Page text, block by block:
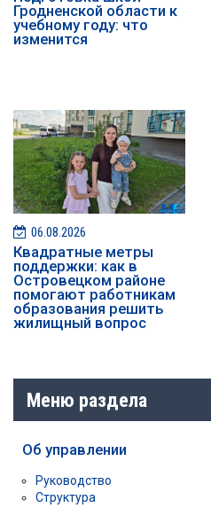
Гродненской области к
учебному году: что
изменится
06.08.2026
Квадратные метры
поддержки: как в
Островецком районе
помогают работникам
образования решить
жилищный вопрос
Меню раздела
Об управлении
Руководство
Структура